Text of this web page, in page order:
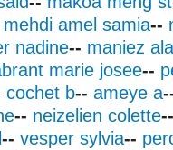
mehdi amel samia--
nadine-- maniez
marie josee--
cochet b-- ameye a
-- neizelien colette--
-- vesper sylvia--